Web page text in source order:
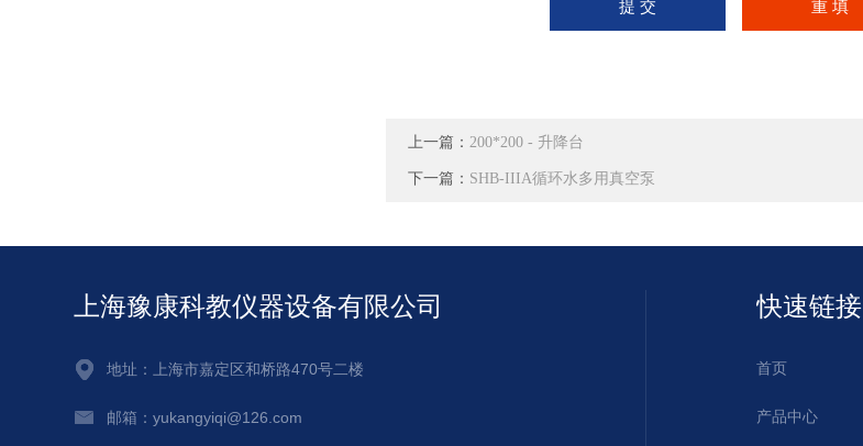
上一篇： 200*200 - 升降台
下一篇： SHB-IIIA循环水多用真空泵
上海豫康科教仪器设备有限公司
地址：上海市嘉定区和桥路470号二楼
邮箱：yukangyiqi@126.com
快速链接
首页
产品中心